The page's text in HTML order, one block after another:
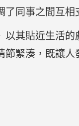
了同事之間互
以其貼近生活
節緊湊，既讓